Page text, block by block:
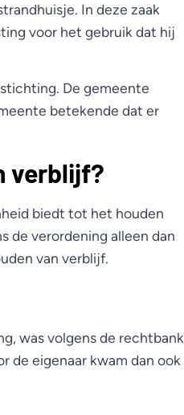
In deze zaak
voor het gebruik dat hij
De gemeente
betekende dat er
verblijf?
biedt tot het houden
de verordening alleen dan
van verblijf.
was volgens de rechtbank
de eigenaar kwam dan ook